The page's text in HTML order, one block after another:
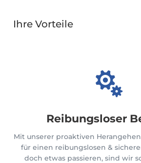
Ihre Vorteile

Reibungsloser
Mit unserer proaktiven
für einen reibungslosen &
doch etwas passieren, sind wir